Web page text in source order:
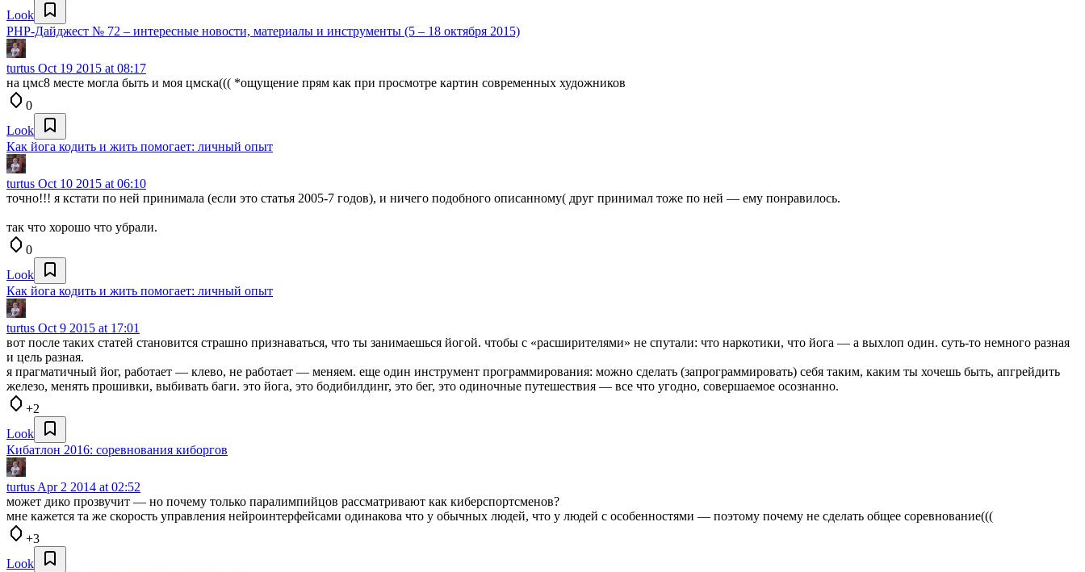
Look
PHP-Дайджест № 72 – интересные новости, материалы и инструменты (5 – 18 октября 2015)
turtus Oct 19 2015 at 08:17
на цмс8 месте могла быть и моя цмска((( *ощущение прям как при просмотре картин современных художников
0
Look
Как йога кодить и жить помогает: личный опыт
turtus Oct 10 2015 at 06:10
точно!!! я кстати по ней принимала (если это статья 2005-7 годов), и ничего подобного описанному( друг принимал тоже по ней — ему понравилось.
так что хорошо что убрали.
0
Look
Как йога кодить и жить помогает: личный опыт
turtus Oct 9 2015 at 17:01
вот после таких статей становится страшно признаваться, что ты занимаешься йогой. чтобы с «расширителями» не спутали: что наркотики, что йога — а выхлоп один. суть-то немного разная
и цель разная.
я прагматичный йог, работает — клево, не работает — меняем. еще один инструмент программирования: можно сделать (запрограммировать) себя таким, каким ты хочешь быть, апгрейдить
железо, менять прошивки, выбивать баги. это йога, это бодибилдинг, это бег, это одиночные путешествия — все что угодно, совершаемое осознанно.
+2
Look
Кибатлон 2016: соревнования киборгов
turtus Apr 2 2014 at 02:52
может дико прозвучит — но почему только паралимпийцов рассматривают как киберспортсменов?
мне кажется та же скорость управления нейроинтерфейсами одинакова что у обычных людей, что у людей с особенностями — поэтому почему не сделать общее соревнование(((
+3
Look